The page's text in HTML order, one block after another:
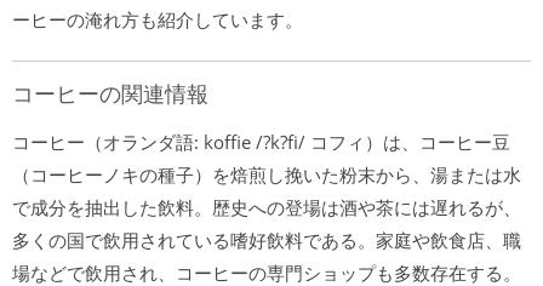
ーヒーの淹れ方も紹介しています。
コーヒーの関連情報
コーヒー（オランダ語: koffie /?k?fi/ コフィ）は、コーヒー豆
（コーヒーノキの種子）を焙煎し挽いた粉末から、湯または水
で成分を抽出した飲料。歴史への登場は酒や茶には遅れるが、
多くの国で飲用されている嗜好飲料である。家庭や飲食店、職
場などで飲用され、コーヒーの専門ショップも多数存在する。